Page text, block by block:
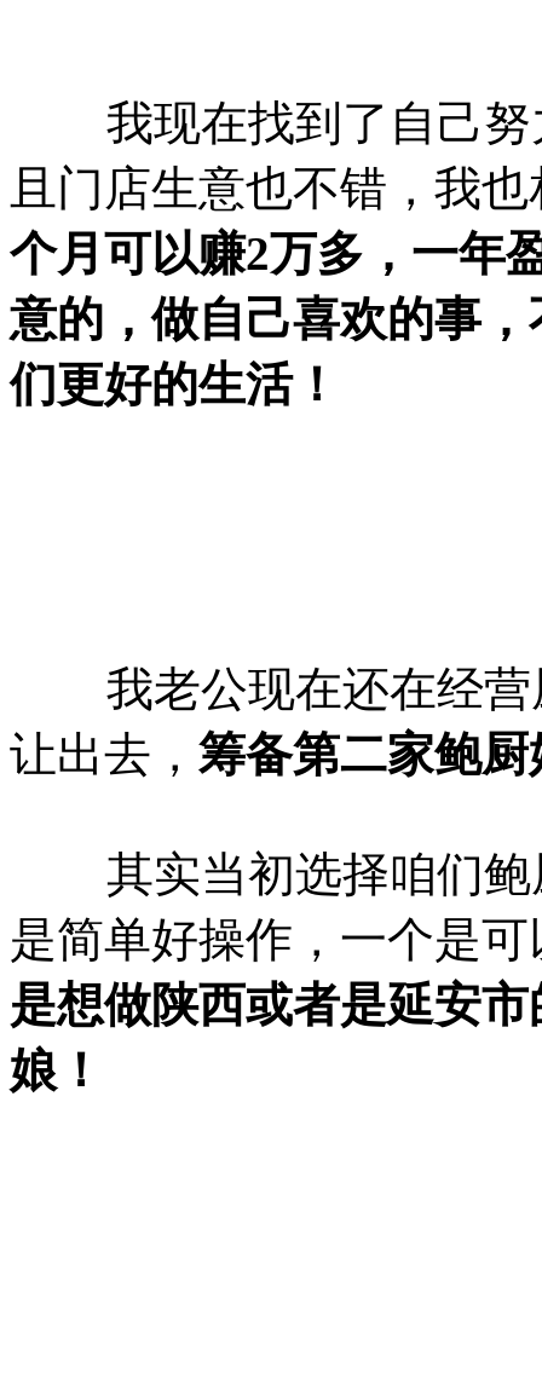
我现在找到了自己努
且门店生意也不错，我
个月可以赚2万多，一年
意的，做自己喜欢的事
们更好的生活！
我老公现在还在经营
让出去， 筹备第二家鲍厨
其实当初选择咱们鲍
是简单好操作，一个是
是想做陕西或者是延安
娘！